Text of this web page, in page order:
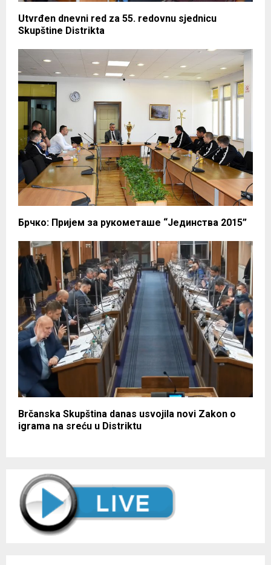
Utvrđen dnevni red za 55. redovnu sjednicu
Skupštine Distrikta
Брчко: Пријем за рукометаше “Јединства 2015”
Brčanska Skupština danas usvojila novi Zakon o
igrama na sreću u Distriktu